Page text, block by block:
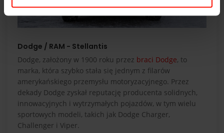
Dodge / RAM - Stellantis
Dodge, założony w 1900 roku przez braci Dodge, to
marka, która szybko stała się jednym z filarów
amerykańskiego przemysłu motoryzacyjnego. Przez
dekady Dodge zyskał reputację producenta solidnych,
innowacyjnych i wytrzymałych pojazdów, w tym wielu
sportowych modeli, takich jak Dodge Charger,
Challenger i Viper​.